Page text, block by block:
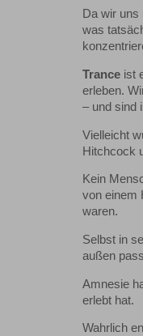
Da wir
was
Trance ist
erleben.
– und sind
Vielleicht
Hitchcock
Kein
von einem
waren.
Selbst in
außen
Amnesie
erlebt hat.
Wahrlich